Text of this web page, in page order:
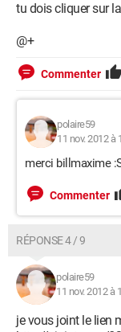
tu dois cliquer sur
@+
Commenter
polaire59
11 nov. 2012 à
merci billmaxime
Commenter
RÉPONSE 4 / 9
polaire59
11 nov. 2012 à
je vous joint le lien